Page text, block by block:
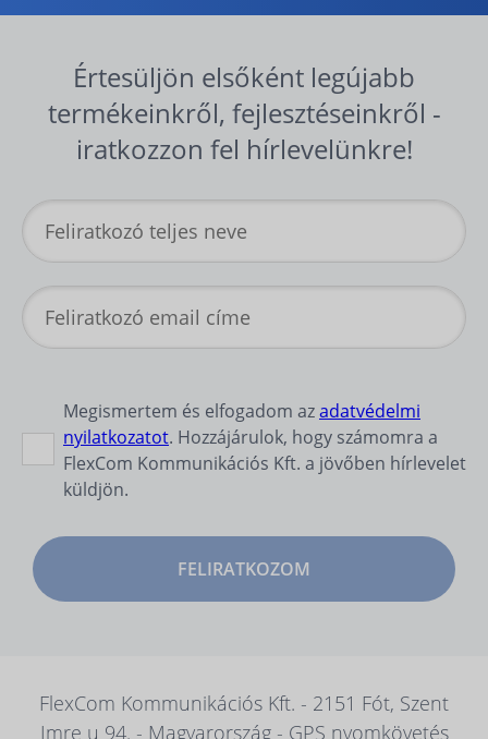
Értesüljön elsőként legújabb
termékeinkről, fejlesztéseinkről -
iratkozzon fel hírlevelünkre!
Megismertem és elfogadom azadatvédelmi
nyilatkozatot. Hozzájárulok, hogy számomra a
FlexCom Kommunikációs Kft. a jövőben hírlevelet
küldjön.
FELIRATKOZOM
FlexCom Kommunikációs Kft. - 2151 Fót, Szent
Imre u 94. - Magyarország - GPS nyomkövetés